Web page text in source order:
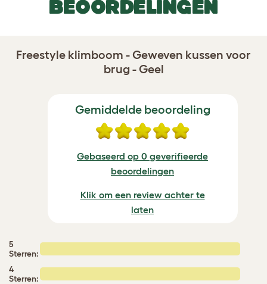
BEOORDELINGEN
Freestyle klimboom - Geweven kussen voor
brug - Geel
Gemiddelde beoordeling
Gebaseerd op 0 geverifieerde
beoordelingen
Klik om een review achter te
laten
5
Sterren:
4
Sterren: